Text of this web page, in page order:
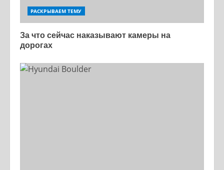
РАСКРЫВАЕМ ТЕМУ
За что сейчас наказывают камеры на
дорогах